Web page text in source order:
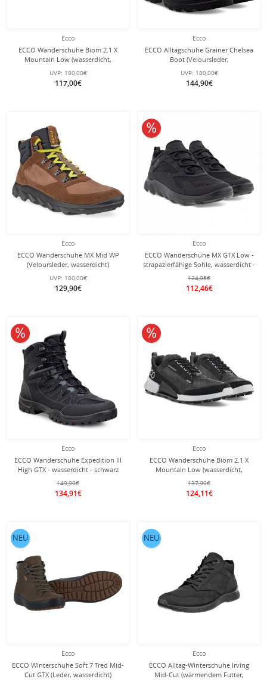
Ecco
ECCO Wanderschuhe Biom 2.1 X
Mountain Low (wasserdicht,
Nubukleder) dunkelbraun/schwarz
Herren
UVP: 180,00€
117,00€
Ecco
ECCO Alltagschuhe Grainer Chelsea
Boot (Veloursleder,
wasserabweisend) schwarz Herren
UVP: 180,00€
144,90€
Ecco
ECCO Wanderschuhe MX Mid WP
(Veloursleder, wasserdicht)
braun/schwarz Herren
UVP: 180,00€
129,90€
Ecco
ECCO Wanderschuhe MX GTX Low -
strapazierfähige Sohle, wasserdicht -
schwarz Herren
124,95€
112,46€
10% reduziert
Ecco
ECCO Wanderschuhe Expedition III
High GTX - wasserdicht - schwarz
Herren
149,90€
134,91€
10% reduziert
Ecco
ECCO Wanderschuhe Biom 2.1 X
Mountain Low (wasserdicht,
Nubukleder) schwarz Herren
137,90€
124,11€
10% reduziert
Ecco
ECCO Winterschuhe Soft 7 Tred Mid-
Cut GTX (Leder, wasserdicht)
NEU
Ecco
ECCO Alltag-Winterschuhe Irving
Mid-Cut (wärmendem Futter,
NEU